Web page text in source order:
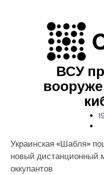
ВСУ
Украинская «Шабля»
новый дистанционный
оккупантов